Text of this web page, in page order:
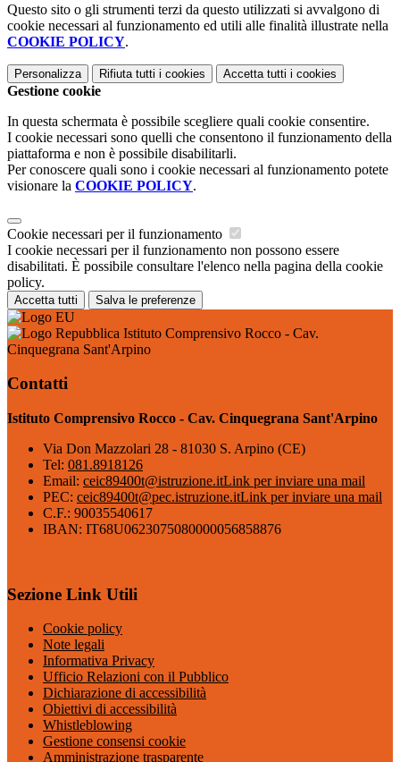
Questo sito o gli strumenti terzi da questo utilizzati si avvalgono di
cookie necessari al funzionamento ed utili alle finalità illustrate nella
COOKIE POLICY.
Personalizza Rifiuta tutti i cookies Accetta tutti i cookies
Gestione cookie
In questa schermata è possibile scegliere quali cookie consentire.
I cookie necessari sono quelli che consentono il funzionamento della
piattaforma e non è possibile disabilitarli.
Per conoscere quali sono i cookie necessari al funzionamento potete
visionare la COOKIE POLICY.
Cookie necessari per il funzionamento
I cookie necessari per il funzionamento non possono essere
disabilitati. È possibile consultare l'elenco nella pagina della cookie
policy.
Accetta tutti Salva le preferenze
Istituto Comprensivo Rocco - Cav.
Cinquegrana Sant'Arpino
Contatti
Istituto Comprensivo Rocco - Cav. Cinquegrana Sant'Arpino
Via Don Mazzolari 28 - 81030 S. Arpino (CE)
Tel: 081.8918126
Email: ceic89400t@istruzione.itLink per inviare una mail
PEC: ceic89400t@pec.istruzione.itLink per inviare una mail
C.F.: 90035540617
IBAN: IT68U0623075080000056858876
Sezione Link Utili
Cookie policy
Note legali
Informativa Privacy
Ufficio Relazioni con il Pubblico
Dichiarazione di accessibilità
Obiettivi di accessibilità
Whistleblowing
Gestione consensi cookie
Amministrazione trasparente